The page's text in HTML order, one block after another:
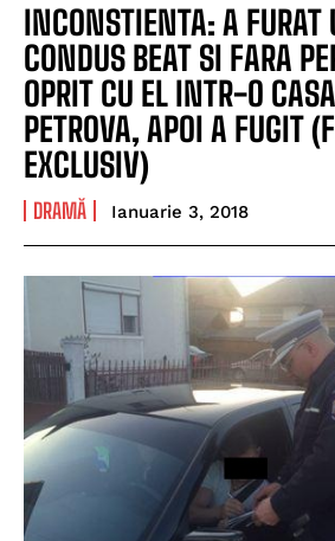
INCONSTIENTA: A
CONDUS BEAT SI FARA
OPRIT CU EL INTR-O
PETROVA, APOI A FUGIT
EXCLUSIV)
DRAMĂ Ianuarie 3, 2018